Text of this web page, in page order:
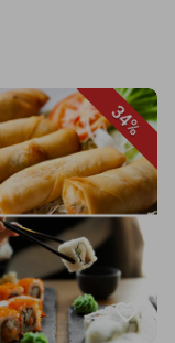
34%
favorite_border